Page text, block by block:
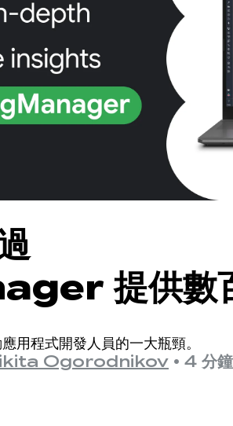
提供數
用程式開發人員的一大瓶頸。
Ogorodnikov • 4 分